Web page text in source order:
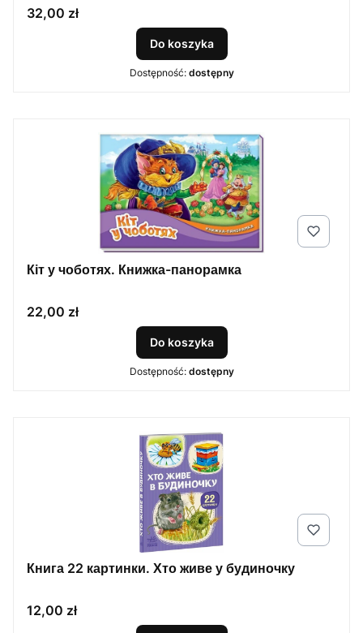
Cena
32,00 zł
Do koszyka
Dostępność: dostępny
Кіт у чоботях. Книжка-панорамка
Cena
22,00 zł
Do koszyka
Dostępność: dostępny
Книга 22 картинки. Хто живе у будиночку
Cena
12,00 zł